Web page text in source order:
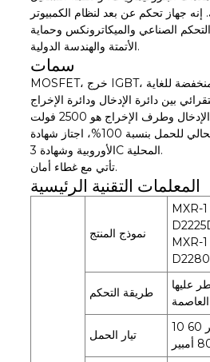
إنه جهاز تحكم عن بعد لنظام الكمبيوتر
الصناعي والميكاترونكس وحماية
الأتمتة والهندسة الدولية.
سمات
اختبار الشيخوخة الحالي للحمل بنسبة 100%، اجتاز شهادة CE
الأوروبية وشهادة 3C المحلية.
تأتي مع غطاء أمان.
المعلمات التقنية الرئيسية
نموذج المنتج
MXR-
MXR-
طريقة التحكم
عليها
تيار الحمل
10 أمبير 25 أمبير 40 أمبير 60